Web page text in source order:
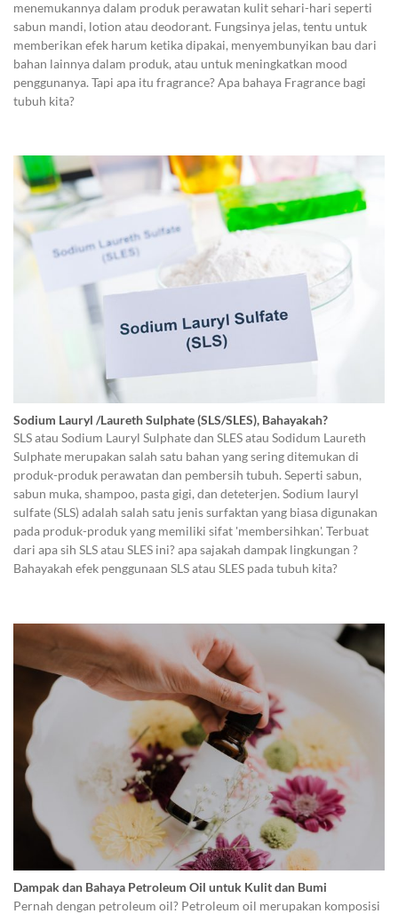
menemukannya dalam produk perawatan kulit sehari-hari seperti
sabun mandi, lotion atau deodorant. Fungsinya jelas, tentu untuk
memberikan efek harum ketika dipakai, menyembunyikan bau dari
bahan lainnya dalam produk, atau untuk meningkatkan mood
penggunanya. Tapi apa itu fragrance? Apa bahaya Fragrance bagi
tubuh kita?
Sodium Lauryl /Laureth Sulphate (SLS/SLES), Bahayakah?
SLS atau Sodium Lauryl Sulphate dan SLES atau Sodidum Laureth
Sulphate merupakan salah satu bahan yang sering ditemukan di
produk-produk perawatan dan pembersih tubuh. Seperti sabun,
sabun muka, shampoo, pasta gigi, dan deteterjen. Sodium lauryl
sulfate (SLS) adalah salah satu jenis surfaktan yang biasa digunakan
pada produk-produk yang memiliki sifat 'membersihkan'. Terbuat
dari apa sih SLS atau SLES ini? apa sajakah dampak lingkungan ?
Bahayakah efek penggunaan SLS atau SLES pada tubuh kita?
Dampak dan Bahaya Petroleum Oil untuk Kulit dan Bumi
Pernah dengan petroleum oil? Petroleum oil merupakan komposisi